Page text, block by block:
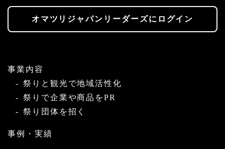
オマツリジャパンリーダーズにログイン
事業内容
祭りと観光で地域活性化
祭りで企業や商品をPR
祭り団体を招く
事例・実績